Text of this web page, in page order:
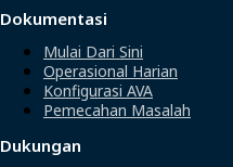
Dokumentasi
Mulai Dari Sini
Operasional Harian
Konfigurasi AVA
Pemecahan Masalah
Dukungan